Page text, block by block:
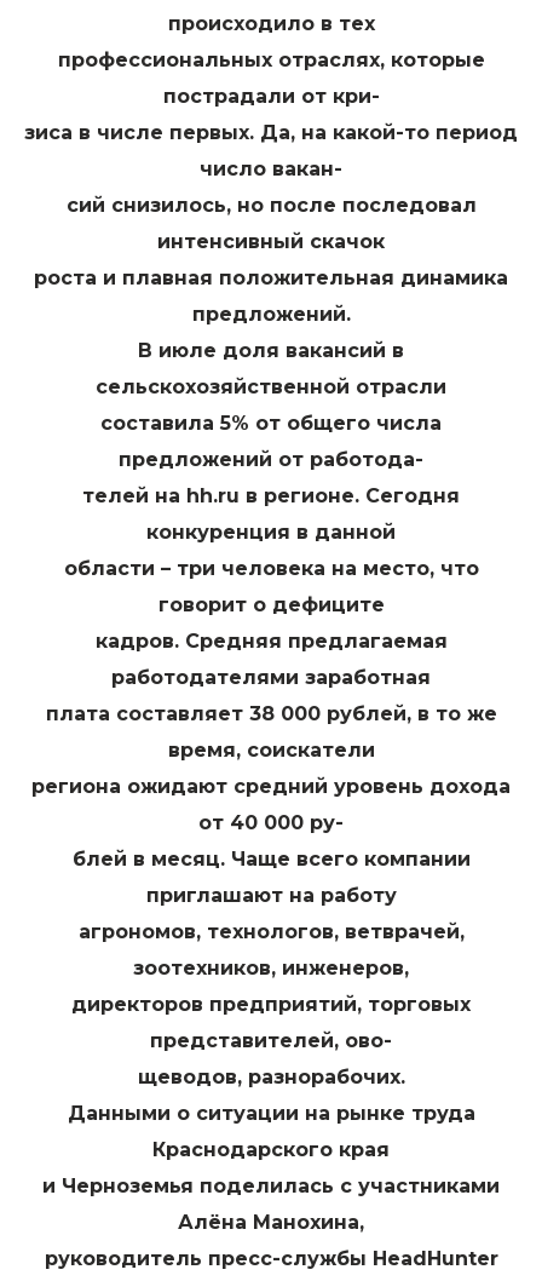
происходило в тех
профессиональных отраслях, которые
пострадали от кри-
зиса в числе первых. Да, на какой-то период
число вакан-
сий снизилось, но после последовал
интенсивный скачок
роста и плавная положительная динамика
предложений.
В июле доля вакансий в
сельскохозяйственной отрасли
составила 5% от общего числа
предложений от работода-
телей на hh.ru в регионе. Сегодня
конкуренция в данной
области – три человека на место, что
говорит о дефиците
кадров. Средняя предлагаемая
работодателями заработная
плата составляет 38 000 рублей, в то же
время, соискатели
региона ожидают средний уровень дохода
от 40 000 ру-
блей в месяц. Чаще всего компании
приглашают на работу
агрономов, технологов, ветврачей,
зоотехников, инженеров,
директоров предприятий, торговых
представителей, ово-
щеводов, разнорабочих.
Данными о ситуации на рынке труда
Краснодарского края
и Черноземья поделилась с участниками
Алёна Манохина,
руководитель пресс-службы HeadHunter